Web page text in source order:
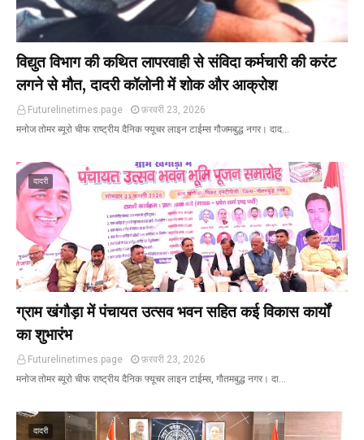
विद्युत विभाग की कथित लापरवाही से संविदा कर्मचारी की करंट
लगने से मौत, दादरी कॉलोनी में शोक और आक्रोश
Futurelinetimes.page
फ़रवरी 23, 2026
मनोज तोमर ब्यूरो चीफ राष्ट्रीय दैनिक फ्यूचर लाइन टाईम्स गौजमबुद्ध नगर। दाद…
दादरी
ग्राम खंगौड़ा में पंचायत उत्सव भवन सहित कई विकास कार्यों
का शुभारंभ
Futurelinetimes.page
फ़रवरी 23, 2026
मनोज तोमर ब्यूरो चीफ राष्ट्रीय दैनिक फ्यूचर लाइन टाईम्स, गौतमबुद्ध नगर। दा…
दादरी